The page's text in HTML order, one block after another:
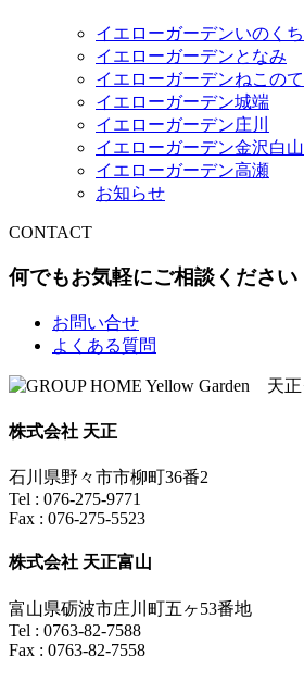
イエローガーデンいのくち
イエローガーデンとなみ
イエローガーデンねこのて
イエローガーデン城端
イエローガーデン庄川
イエローガーデン金沢白山
イエローガーデン高瀬
お知らせ
CONTACT
何でもお気軽にご相談ください
お問い合せ
よくある質問
株式会社 天正
石川県野々市市柳町36番2
Tel : 076-275-9771
Fax : 076-275-5523
株式会社 天正富山
富山県砺波市庄川町五ヶ53番地
Tel : 0763-82-7588
Fax : 0763-82-7558